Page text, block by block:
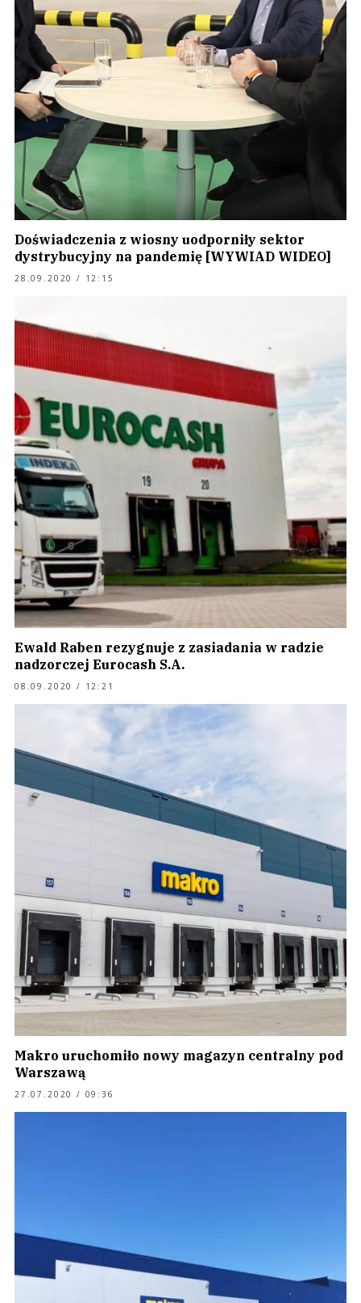
Doświadczenia z wiosny uodporniły sektor
dystrybucyjny na pandemię [WYWIAD WIDEO]
28.09.2020 / 12:15
Ewald Raben rezygnuje z zasiadania w radzie
nadzorczej Eurocash S.A.
08.09.2020 / 12:21
Makro uruchomiło nowy magazyn centralny pod
Warszawą
27.07.2020 / 09:36